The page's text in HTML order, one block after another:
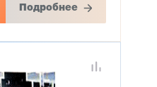
Подробнее